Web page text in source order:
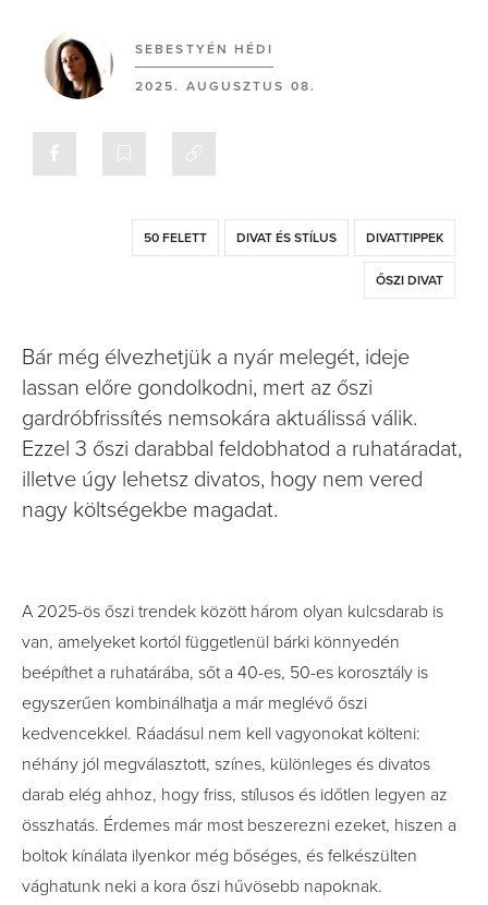
SEBESTYÉN HÉDI
2025. AUGUSZTUS 08.
50 FELETT DIVAT ÉS STÍLUS DIVATTIPPEK
ŐSZI DIVAT
Bár még élvezhetjük a nyár melegét, ideje
lassan előre gondolkodni, mert az őszi
gardróbfrissítés nemsokára aktuálissá válik.
Ezzel 3 őszi darabbal feldobhatod a ruhatáradat,
illetve úgy lehetsz divatos, hogy nem vered
nagy költségekbe magadat.
A 2025-ös őszi trendek között három olyan kulcsdarab is
van, amelyeket kortól függetlenül bárki könnyedén
beépíthet a ruhatárába, sőt a 40-es, 50-es korosztály is
egyszerűen kombinálhatja a már meglévő őszi
kedvencekkel. Ráadásul nem kell vagyonokat költeni:
néhány jól megválasztott, színes, különleges és divatos
darab elég ahhoz, hogy friss, stílusos és időtlen legyen az
összhatás. Érdemes már most beszerezni ezeket, hiszen a
boltok kínálata ilyenkor még bőséges, és felkészülten
vághatunk neki a kora őszi hűvösebb napoknak.